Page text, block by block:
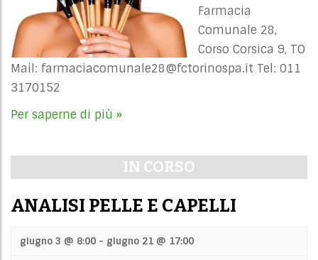
Farmacia
Comunale 28,
Corso Corsica 9, TO
Mail: farmaciacomunale28@fctorinospa.it Tel: 011
3170152
Per saperne di più »
IN CORSO
ANALISI PELLE E CAPELLI
giugno 3 @ 8:00 - giugno 21 @ 17:00